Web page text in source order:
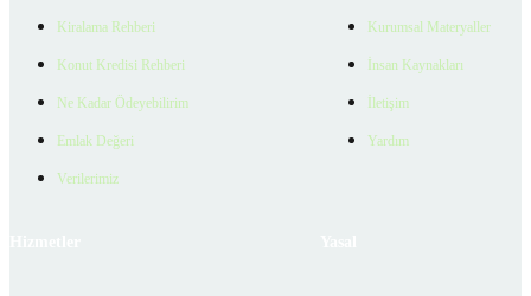
Kiralama Rehberi
Konut Kredisi Rehberi
Ne Kadar Ödeyebilirim
Emlak Değeri
Verilerimiz
Kurumsal Materyaller
İnsan Kaynakları
İletişim
Yardım